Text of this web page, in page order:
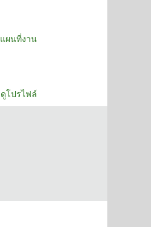
แผนที่งาน
ดูโปรไฟล์